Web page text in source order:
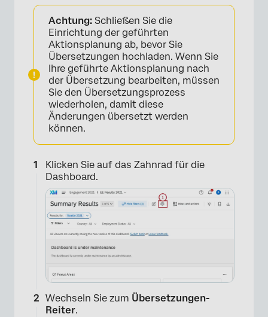
Achtung: Schließen Sie die
Einrichtung der geführten
Aktionsplanung ab, bevor Sie
Übersetzungen hochladen. Wenn Sie
Ihre geführte Aktionsplanung nach
der Übersetzung bearbeiten, müssen
Sie den Übersetzungsprozess
wiederholen, damit diese
Änderungen übersetzt werden
können.
Klicken Sie auf das Zahnrad für die
Dashboard.
Wechseln Sie zum Übersetzungen-
Reiter.